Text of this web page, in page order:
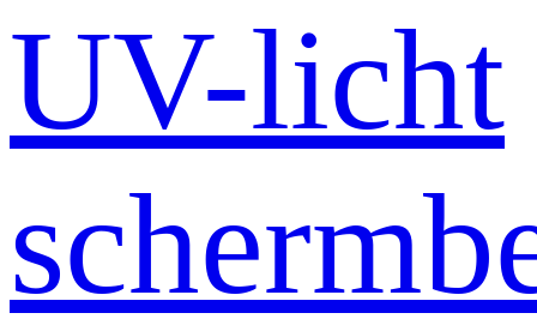
UV-licht